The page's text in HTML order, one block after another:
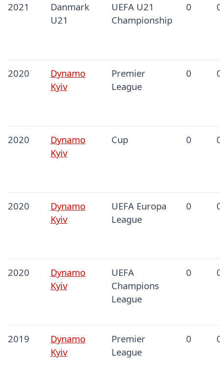
2021
Danmark
U21
UEFA U21
Championship
0
2020
Dynamo
Kyiv
Premier
League
0
2020
Dynamo
Kyiv
Cup 0
2020
Dynamo
Kyiv
UEFA Europa
League
0
2020
Dynamo
Kyiv
UEFA
Champions
League
0
2019
Dynamo
Kyiv
Premier
League
0